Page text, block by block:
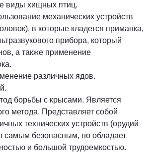
виды хищных птиц.
механических устройств
в которые кладется приманка,
прибора, который
а также применение
различных ядов.
борьбы с крысами. Является
метода. Представляет собой
технических устройств (орудий
самым безопасным, но обладает
и большой трудоемкостью.